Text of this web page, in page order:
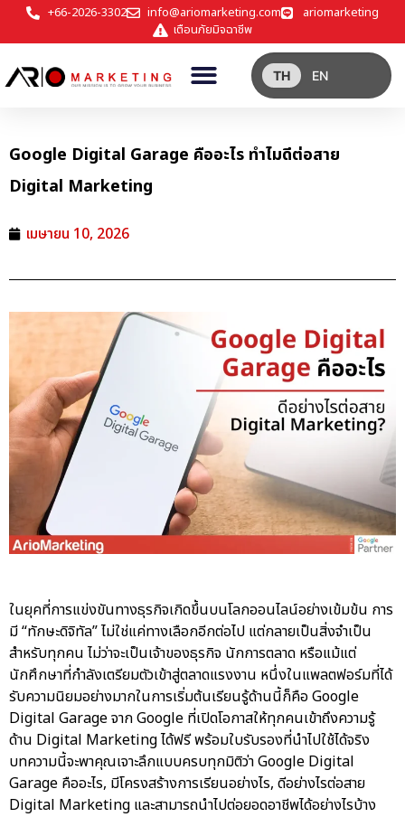
+66-2026-3302 info@ariomarketing.com
ariomarketing
เตือนภัยมิจฉาชีพ
TH EN
Google Digital Garage คืออะไร ทำไมดีต่อสาย
Digital Marketing
เมษายน 10, 2026
ในยุคที่การแข่งขันทางธุรกิจเกิดขึ้นบนโลกออนไลน์อย่างเข้มข้น การ
มี “ทักษะดิจิทัล” ไม่ใช่แค่ทางเลือกอีกต่อไป แต่กลายเป็นสิ่งจำเป็น
สำหรับทุกคน ไม่ว่าจะเป็นเจ้าของธุรกิจ นักการตลาด หรือแม้แต่
นักศึกษาที่กำลังเตรียมตัวเข้าสู่ตลาดแรงงาน หนึ่งในแพลตฟอร์มที่ได้
รับความนิยมอย่างมากในการเริ่มต้นเรียนรู้ด้านนี้ก็คือ Google
Digital Garage จาก Google ที่เปิดโอกาสให้ทุกคนเข้าถึงความรู้
ด้าน Digital Marketing ได้ฟรี พร้อมใบรับรองที่นำไปใช้ได้จริง
บทความนี้จะพาคุณเจาะลึกแบบครบทุกมิติว่า Google Digital
Garage คืออะไร, มีโครงสร้างการเรียนอย่างไร, ดีอย่างไรต่อสาย
Digital Marketing และสามารถนำไปต่อยอดอาชีพได้อย่างไรบ้าง